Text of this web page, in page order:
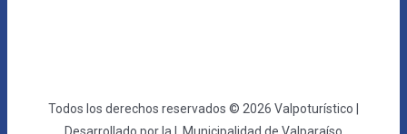
Todos los derechos reservados © 2026 Valpoturístico |
Desarrollado por la I. Municipalidad de Valparaíso